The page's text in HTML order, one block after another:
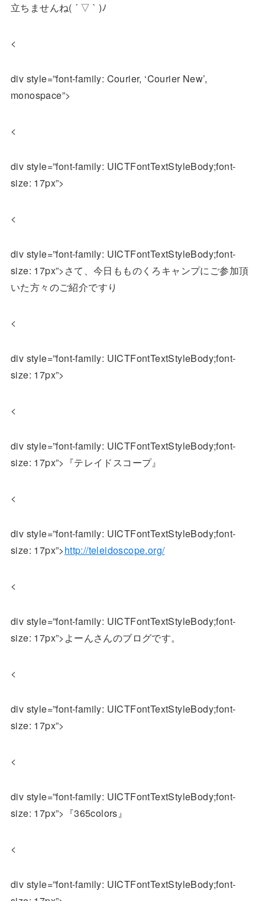
立ちませんね( ´ ▽ ` )ﾉ
<
div style=”font-family: Courier, ‘Courier New’,
monospace”>
<
div style=”font-family: UICTFontTextStyleBody;font-
size: 17px”>
<
div style=”font-family: UICTFontTextStyleBody;font-
size: 17px”>さて、今日もものくろキャンプにご参加頂
いた方々のご紹介ですり
<
div style=”font-family: UICTFontTextStyleBody;font-
size: 17px”>
<
div style=”font-family: UICTFontTextStyleBody;font-
size: 17px”>『テレイドスコープ』
<
div style=”font-family: UICTFontTextStyleBody;font-
size: 17px”>http://teleidoscope.org/
<
div style=”font-family: UICTFontTextStyleBody;font-
size: 17px”>よーんさんのブログです。
<
div style=”font-family: UICTFontTextStyleBody;font-
size: 17px”>
<
div style=”font-family: UICTFontTextStyleBody;font-
size: 17px”>『365colors』
<
div style=”font-family: UICTFontTextStyleBody;font-